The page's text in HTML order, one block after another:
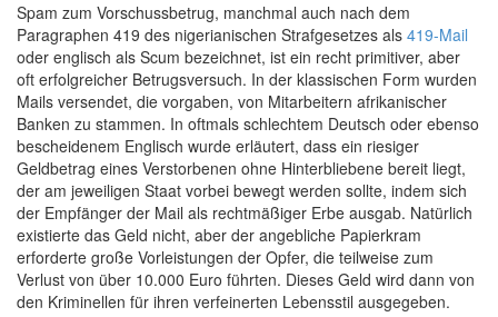
Spam zum Vorschussbetrug, manchmal auch nach dem
Paragraphen 419 des nigerianischen Strafgesetzes als 419-Mail
oder englisch als Scum bezeichnet, ist ein recht primitiver, aber
oft erfolgreicher Betrugsversuch. In der klassischen Form wurden
Mails versendet, die vorgaben, von Mitarbeitern afrikanischer
Banken zu stammen. In oftmals schlechtem Deutsch oder ebenso
bescheidenem Englisch wurde erläutert, dass ein riesiger
Geldbetrag eines Verstorbenen ohne Hinterbliebene bereit liegt,
der am jeweiligen Staat vorbei bewegt werden sollte, indem sich
der Empfänger der Mail als rechtmäßiger Erbe ausgab. Natürlich
existierte das Geld nicht, aber der angebliche Papierkram
erforderte große Vorleistungen der Opfer, die teilweise zum
Verlust von über 10.000 Euro führten. Dieses Geld wird dann von
den Kriminellen für ihren verfeinerten Lebensstil ausgegeben.